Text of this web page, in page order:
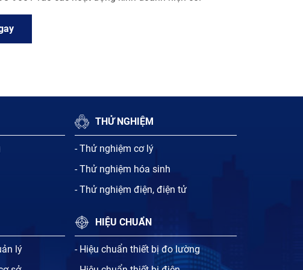
lý
THỬ NGHIỆM
- Thử nghiệm cơ lý
- Thử nghiệm hóa sinh
- Thử nghiệm điện, điện tử
HIỆU CHUẨN
- Hiệu chuẩn thiết bị đo lường